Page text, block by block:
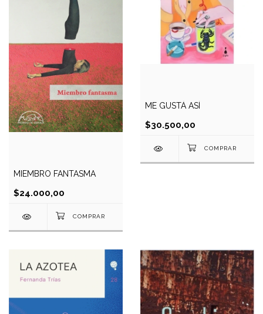
MIEMBRO FANTASMA
$24.000,00
ME GUSTÁ ASÍ
$30.500,00